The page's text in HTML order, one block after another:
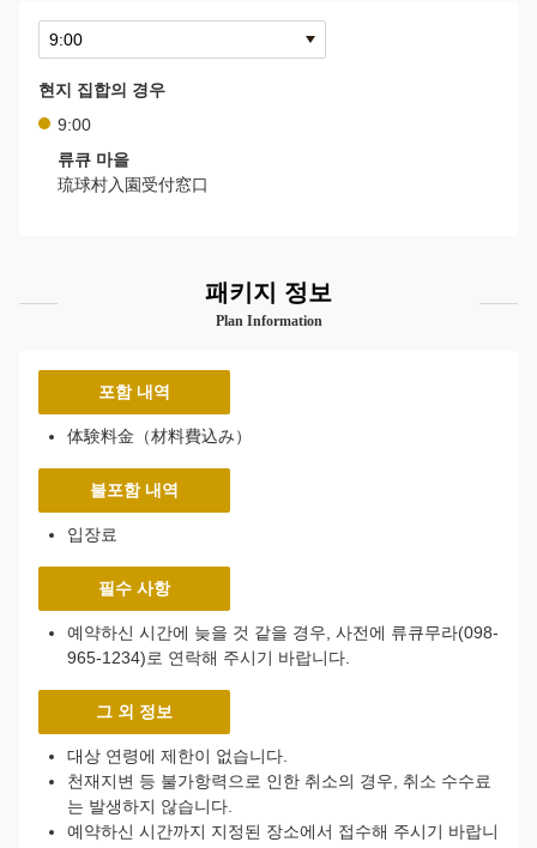
현지 집합의 경우
9:00
류큐 마을
琉球村入園受付窓口
패키지 정보
Plan Information
포함 내역
体験料金（材料費込み）
불포함 내역
입장료
필수 사항
예약하신 시간에 늦을 것 같을 경우, 사전에 류큐무라(098-
965-1234)로 연락해 주시기 바랍니다.
그 외 정보
대상 연령에 제한이 없습니다.
천재지변 등 불가항력으로 인한 취소의 경우, 취소 수수료
는 발생하지 않습니다.
예약하신 시간까지 지정된 장소에서 접수해 주시기 바랍니